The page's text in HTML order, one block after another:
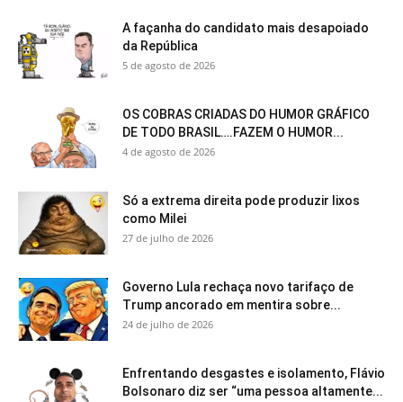
A façanha do candidato mais desapoiado
da República
5 de agosto de 2026
OS COBRAS CRIADAS DO HUMOR GRÁFICO
DE TODO BRASIL….FAZEM O HUMOR...
4 de agosto de 2026
Só a extrema direita pode produzir lixos
como Milei
27 de julho de 2026
Governo Lula rechaça novo tarifaço de
Trump ancorado em mentira sobre...
24 de julho de 2026
Enfrentando desgastes e isolamento, Flávio
Bolsonaro diz ser “uma pessoa altamente...